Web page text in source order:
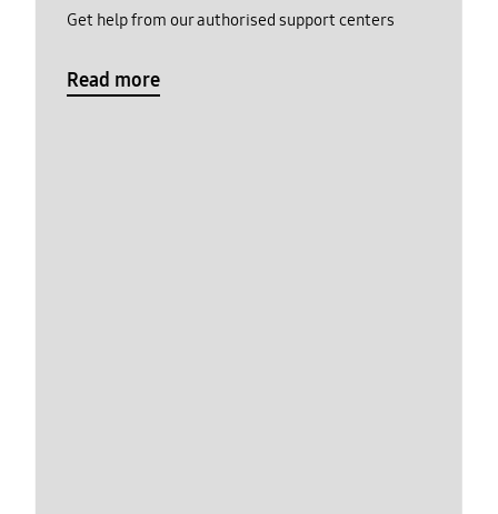
Get help from our authorised support centers
Read more